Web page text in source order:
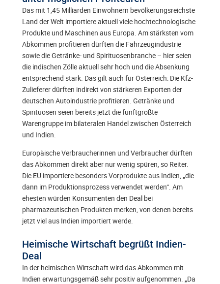
Das mit 1,45 Milliarden Einwohnern bevölkerungsreichste
Land der Welt importiere aktuell viele hochtechnologische
Produkte und Maschinen aus Europa. Am stärksten vom
Abkommen profitieren dürften die Fahrzeugindustrie
sowie die Getränke- und Spirituosenbranche – hier seien
die indischen Zölle aktuell sehr hoch und die Absenkung
entsprechend stark. Das gilt auch für Österreich: Die Kfz-
Zulieferer dürften indirekt von stärkeren Exporten der
deutschen Autoindustrie profitieren. Getränke und
Spirituosen seien bereits jetzt die fünftgrößte
Warengruppe im bilateralen Handel zwischen Österreich
und Indien.
Europäische Verbraucherinnen und Verbraucher dürften
das Abkommen direkt aber nur wenig spüren, so Reiter.
Die EU importiere besonders Vorprodukte aus Indien, „die
dann im Produktionsprozess verwendet werden“. Am
ehesten würden Konsumenten den Deal bei
pharmazeutischen Produkten merken, von denen bereits
jetzt viel aus Indien importiert werde.
Heimische Wirtschaft begrüßt Indien-
Deal
In der heimischen Wirtschaft wird das Abkommen mit
Indien erwartungsgemäß sehr positiv aufgenommen. „Da